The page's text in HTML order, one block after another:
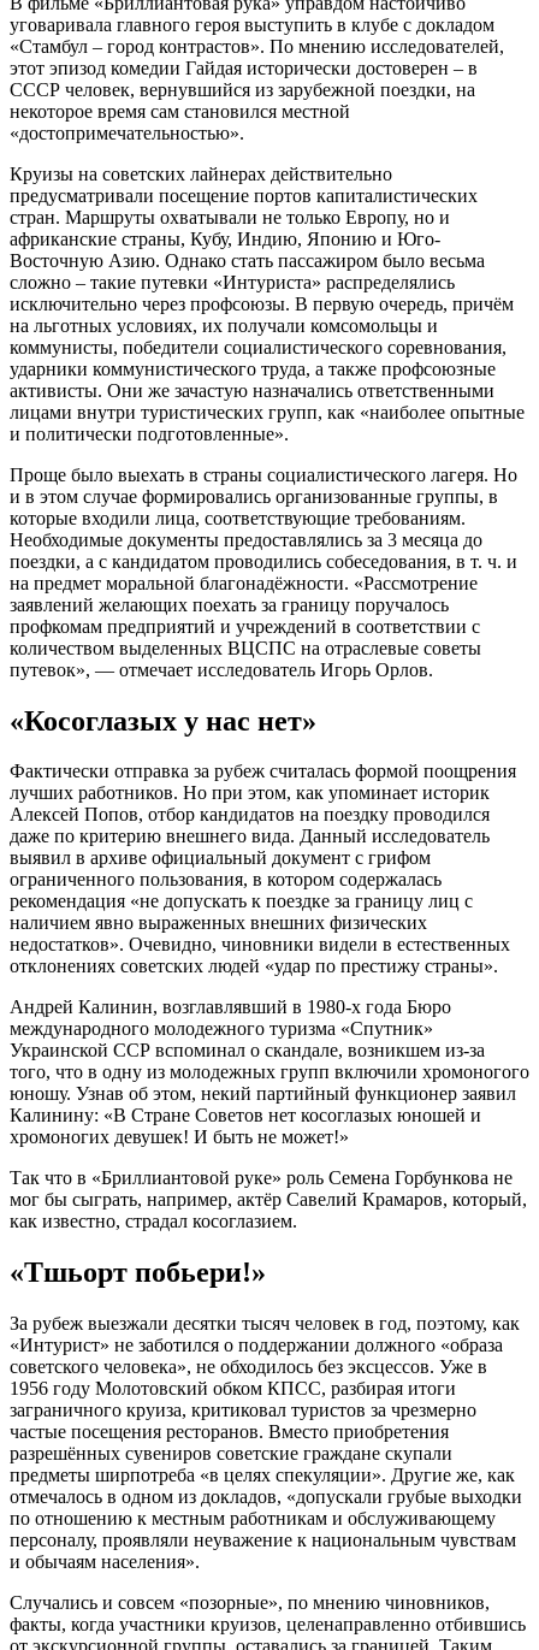
уговаривала главного героя выступить в клубе с докладом
«Стамбул – город контрастов». По мнению исследователей,
этот эпизод комедии Гайдая исторически достоверен – в
СССР человек, вернувшийся из зарубежной поездки, на
некоторое время сам становился местной
«достопримечательностью».
Круизы на советских лайнерах действительно
предусматривали посещение портов капиталистических
стран. Маршруты охватывали не только Европу, но и
африканские страны, Кубу, Индию, Японию и Юго-
Восточную Азию. Однако стать пассажиром было весьма
сложно – такие путевки «Интуриста» распределялись
исключительно через профсоюзы. В первую очередь, причём
на льготных условиях, их получали комсомольцы и
коммунисты, победители социалистического соревнования,
ударники коммунистического труда, а также профсоюзные
активисты. Они же зачастую назначались ответственными
лицами внутри туристических групп, как «наиболее опытные
и политически подготовленные».
Проще было выехать в страны социалистического лагеря. Но
и в этом случае формировались организованные группы, в
которые входили лица, соответствующие требованиям.
Необходимые документы предоставлялись за 3 месяца до
поездки, а с кандидатом проводились собеседования, в т. ч. и
на предмет моральной благонадёжности. «Рассмотрение
заявлений желающих поехать за границу поручалось
профкомам предприятий и учреждений в соответствии с
количеством выделенных ВЦСПС на отраслевые советы
путевок», — отмечает исследователь Игорь Орлов.
«Косоглазых у нас нет»
Фактически отправка за рубеж считалась формой поощрения
лучших работников. Но при этом, как упоминает историк
Алексей Попов, отбор кандидатов на поездку проводился
даже по критерию внешнего вида. Данный исследователь
выявил в архиве официальный документ с грифом
ограниченного пользования, в котором содержалась
рекомендация «не допускать к поездке за границу лиц с
наличием явно выраженных внешних физических
недостатков». Очевидно, чиновники видели в естественных
отклонениях советских людей «удар по престижу страны».
Андрей Калинин, возглавлявший в 1980-х года Бюро
международного молодежного туризма «Спутник»
Украинской ССР вспоминал о скандале, возникшем из-за
того, что в одну из молодежных групп включили хромоногого
юношу. Узнав об этом, некий партийный функционер заявил
Калинину: «В Стране Советов нет косоглазых юношей и
хромоногих девушек! И быть не может!»
Так что в «Бриллиантовой руке» роль Семена Горбункова не
мог бы сыграть, например, актёр Савелий Крамаров, который,
как известно, страдал косоглазием.
«Тшьорт побьери!»
За рубеж выезжали десятки тысяч человек в год, поэтому, как
«Интурист» не заботился о поддержании должного «образа
советского человека», не обходилось без эксцессов. Уже в
1956 году Молотовский обком КПСС, разбирая итоги
заграничного круиза, критиковал туристов за чрезмерно
частые посещения ресторанов. Вместо приобретения
разрешённых сувениров советские граждане скупали
предметы ширпотреба «в целях спекуляции». Другие же, как
отмечалось в одном из докладов, «допускали грубые выходки
по отношению к местным работникам и обслуживающему
персоналу, проявляли неуважение к национальным чувствам
и обычаям населения».
Случались и совсем «позорные», по мнению чиновников,
факты, когда участники круизов, целенаправленно отбившись